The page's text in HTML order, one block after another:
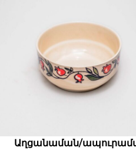
Աղցանաման/